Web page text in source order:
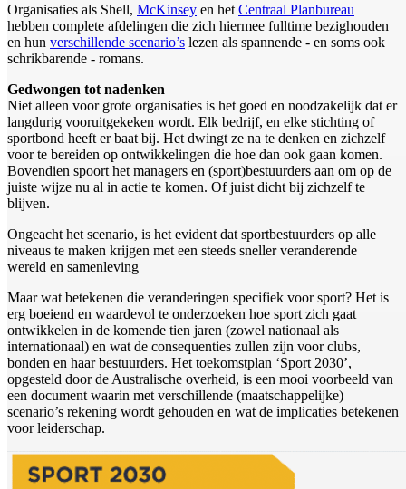
Organisaties als Shell, McKinsey en het Centraal Planbureau
hebben complete afdelingen die zich hiermee fulltime bezighouden
en hun verschillende scenario’s lezen als spannende - en soms ook
schrikbarende - romans.
Gedwongen tot nadenken
Niet alleen voor grote organisaties is het goed en noodzakelijk dat er
langdurig vooruitgekeken wordt. Elk bedrijf, en elke stichting of
sportbond heeft er baat bij. Het dwingt ze na te denken en zichzelf
voor te bereiden op ontwikkelingen die hoe dan ook gaan komen.
Bovendien spoort het managers en (sport)bestuurders aan om op de
juiste wijze nu al in actie te komen. Of juist dicht bij zichzelf te
blijven.
Ongeacht het scenario, is het evident dat sportbestuurders op alle
niveaus te maken krijgen met een steeds sneller veranderende
wereld en samenleving
Maar wat betekenen die veranderingen specifiek voor sport? Het is
erg boeiend en waardevol te onderzoeken hoe sport zich gaat
ontwikkelen in de komende tien jaren (zowel nationaal als
internationaal) en wat de consequenties zullen zijn voor clubs,
bonden en haar bestuurders. Het toekomstplan ‘Sport 2030’,
opgesteld door de Australische overheid, is een mooi voorbeeld van
een document waarin met verschillende (maatschappelijke)
scenario’s rekening wordt gehouden en wat de implicaties betekenen
voor leiderschap.